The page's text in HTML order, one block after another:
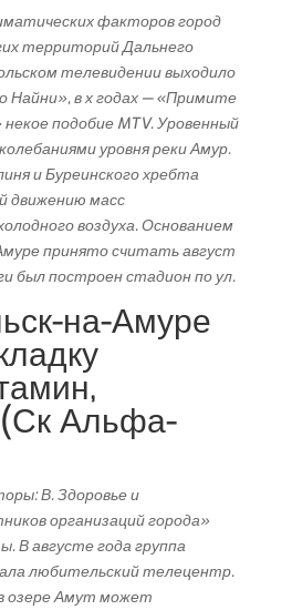
факторов город
территорий Дальнего
телевидении выходило
Найни», в х годах — «Примите
подобие MTV. Уровенный
уровня реки Амур.
и Буреинского хребта
движению масс
воздуха. Основанием
принято считать август
был построен стадион по ул.
на-Амуре
Альфа-
В. Здоровье и
организаций города»
августе года группа
любительский телецентр.
озере Амут может